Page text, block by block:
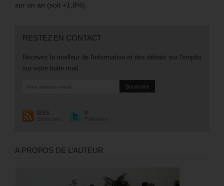
sur un an (soit +1,8%).
RESTEZ EN CONTACT
Recevez le meilleur de l'information et des débats sur l'emploi
sur votre boite mail.
RSS
Souscrire
0
Followers
A PROPOS DE L’AUTEUR